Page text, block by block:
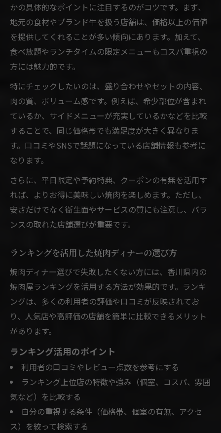
焼肉ディナーで印象に残るデートの工夫
デート向き焼肉店の特徴と選定ポイント
香川の焼肉ディナーで大人のデート体験を
演出
香川で叶える高級感とコスパ両立の焼肉選
び
焼肉ディナーで高級感を楽しむ秘訣と選び
方
高級焼肉店とコスパ店の違いを徹底比較
焼肉ディナーで高級感と満足度を両立する
香川県焼肉食べ放題ディナーの魅力と選択
基準
焼肉食べ放題で満足度を高めるポイント解
説
香川県で焼肉食べ放題を賢く選ぶ方法
焼肉ディナー食べ放題のメリットと注意点
家族利用にも最適な焼肉食べ放題の楽しみ
方
かの具体的なポイントに注目するのがコツです。まず、
地元の食材やブランド牛を扱う店舗は、価格以上の価値
を提供してくれることが多い傾向にあります。加えて、
食べ放題やランチタイムの限定メニューもコスパ重視の
方には魅力的です。
特にチェックしたいのは、盛り合わせやセットの内容、
肉の質、ボリューム感です。例えば、希少部位が含まれ
ているか、サイドメニューが充実しているかなどを比較
することで、同じ価格帯でも満足度が大きく異なりま
す。口コミやSNSで話題になっている店舗情報も参考に
なります。
さらに、平日限定や予約特典、クーポンの有無を活用す
れば、よりお得に美味しい焼肉を楽しめます。ただし、
安さだけでなく衛生面やサービスの質にも注意し、バラ
ンスの取れた店舗選びが重要です。
ランキングを活用した焼肉ディナーの選び方
焼肉ディナー選びで失敗したくない方には、香川県内の
焼肉屋ランキングを活用する方法が効果的です。ランキ
ングは、多くの利用者の評価や口コミが反映されてお
り、人気店や高評価の店舗を簡単に比較できるメリット
があります。
ランキング活用のポイント
利用者の口コミやレビュー点数を参考にする
ランキング上位店の特徴や強み（個室、コスパ、雰囲
気など）を比較する
自分の重視する条件（価格帯、個室の有無、アクセ
ス）を絞って検索する